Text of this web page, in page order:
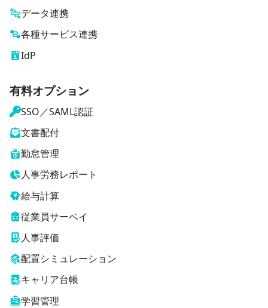
データ連携
各種サービス連携
IdP
有料オプション
SSO／SAML認証
文書配付
勤怠管理
人事労務レポート
給与計算
従業員サーベイ
人事評価
配置シミュレーション
キャリア台帳
学習管理